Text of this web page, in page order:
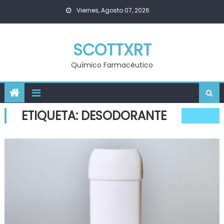
Viernes, Agosto 07, 2026
SCOTTXRT
Químico Farmacéutico
ETIQUETA: DESODORANTE